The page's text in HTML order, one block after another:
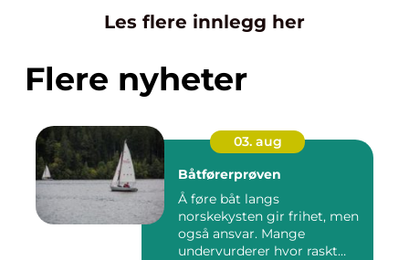
Les flere innlegg her
Flere nyheter
03. aug
Båtførerprøven
Å føre båt langs
norskekysten gir frihet, men
også ansvar. Mange
undervurderer hvor raskt